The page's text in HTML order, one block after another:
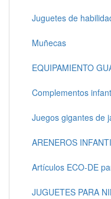
Juguetes de
Muñecas
EQUIPAMIENTO
Complementos
Juegos gigantes de
ARENEROS
Artículos ECO-DE
JUGUETES PARA